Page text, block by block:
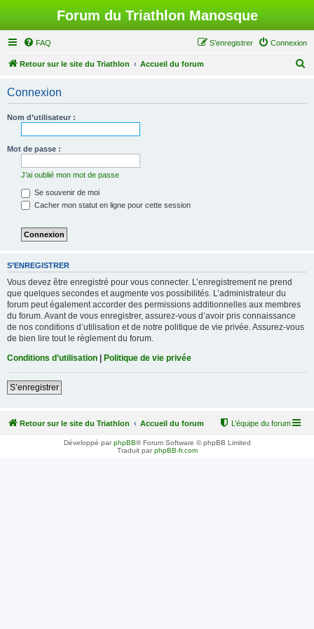
Forum du Triathlon Manosque
FAQ Connexion
S’enregistrer
Retour sur le site du Triathlon Accueil du forum
Connexion
Nom d’utilisateur :
Mot de passe :
J’ai oublié mon mot de passe
Se souvenir de moi
Cacher mon statut en ligne pour cette session
S’ENREGISTRER
Vous devez être enregistré pour vous connecter. L’enregistrement ne prend
que quelques secondes et augmente vos possibilités. L’administrateur du
forum peut également accorder des permissions additionnelles aux membres
du forum. Avant de vous enregistrer, assurez-vous d’avoir pris connaissance
de nos conditions d’utilisation et de notre politique de vie privée. Assurez-vous
de bien lire tout le règlement du forum.
Conditions d’utilisation | Politique de vie privée
S’enregistrer
Retour sur le site du Triathlon Accueil du forum L’équipe du forum
Développé parphpBB® Forum Software © phpBB Limited
Traduit parphpBB-fr.com